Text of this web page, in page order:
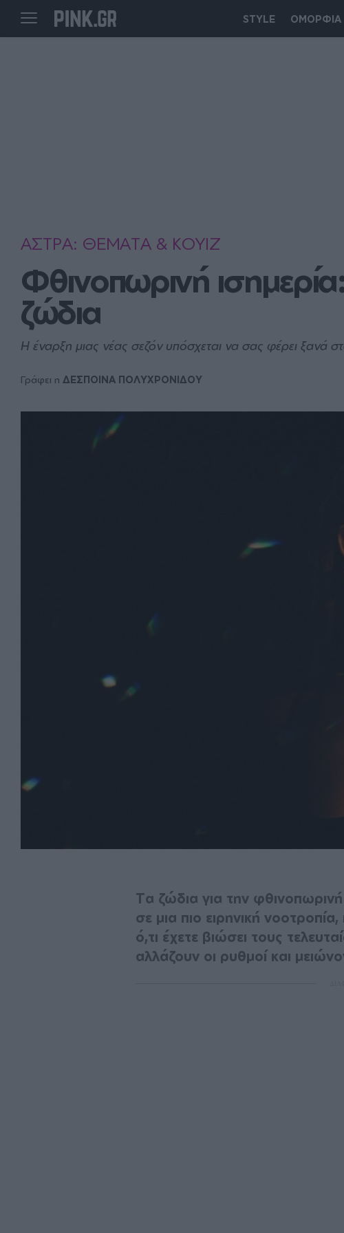
STYLE ΟΜΟΡΦΙΑ
ΑΣΤΡΑ: ΘΕΜΑΤΑ & ΚΟΥΙΖ
Φθινοπωρινή
ζώδια
Η έναρξη μιας νέας σεζόν υπόσχεται να σας φέρει ξανά
Γράφει η ΔΕΣΠΟΙΝΑ ΠΟΛΥΧΡΟΝΙΔΟΥ
Tα ζώδια για την
σε μια πιο ειρηνική
ό,τι έχετε βιώσει τους
αλλάζουν οι ρυθμοί και